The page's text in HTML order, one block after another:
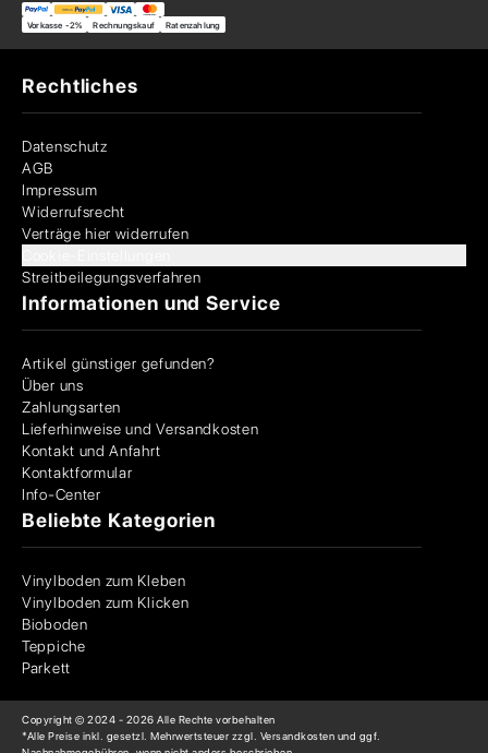
Vorkasse -2% Rechnungskauf Ratenzahlung
Rechtliches
Datenschutz
AGB
Impressum
Widerrufsrecht
Verträge hier widerrufen
Streitbeilegungsverfahren
Informationen und Service
Artikel günstiger gefunden?
Über uns
Zahlungsarten
Lieferhinweise und Versandkosten
Kontakt und Anfahrt
Kontaktformular
Info-Center
Beliebte Kategorien
Vinylboden zum Kleben
Vinylboden zum Klicken
Bioboden
Teppiche
Parkett
Copyright © 2024 - 2026 Alle Rechte vorbehalten
*Alle Preise inkl. gesetzl. Mehrwertsteuer zzgl. Versandkosten und ggf.